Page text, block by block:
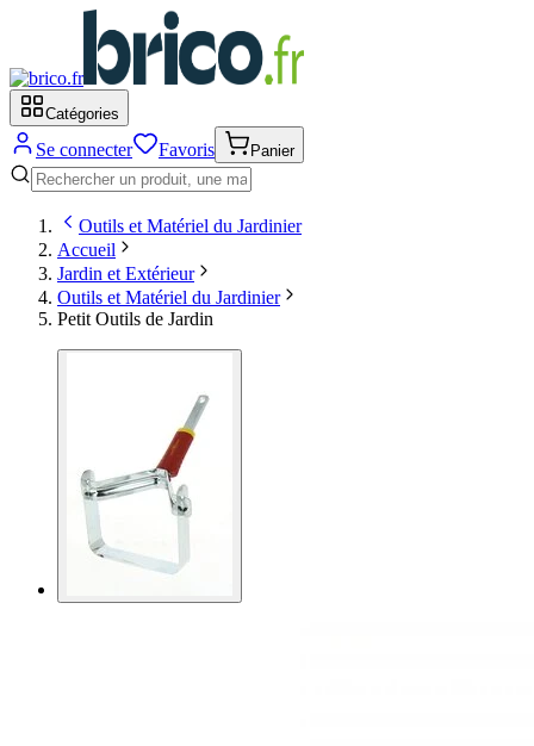
Catégories
Se connecter Favoris Panier
Outils et Matériel du Jardinier
Accueil
Jardin et Extérieur
Outils et Matériel du Jardinier
Petit Outils de Jardin